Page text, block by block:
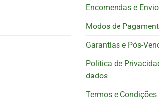
Encomendas e
Modos de
Garantias e Pós-
Politica de
dados
Termos e Condições